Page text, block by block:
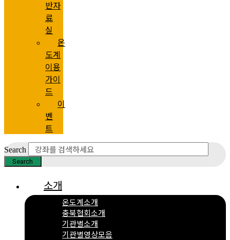
반자
료
실
온
도계
이용
가이
드
이
벤
트
Search
Search
소개
온도계소개
충북협회소개
기관별소개
기관별영상모음